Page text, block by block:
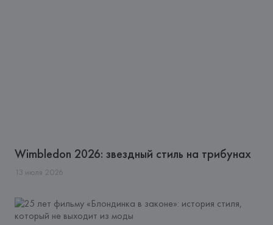
Wimbledon 2026: звездный стиль на трибунах
13 июля 2026